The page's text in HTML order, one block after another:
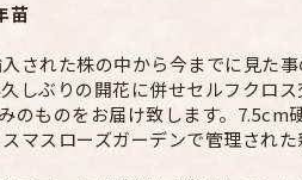
苗
された株の中から今までに見た
しぶりの開花に併せセルフクロ
ものをお届け致します。7.5cm
マスローズガーデンで管理され